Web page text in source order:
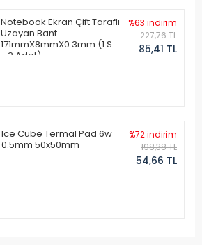
Notebook Ekran Çift Taraflı
Uzayan Bant
171mmX8mmX0.3mm (1 Set
- 2 Adet)
%63 indirim
227,76 TL
85,41 TL
Ice Cube Termal Pad 6w
0.5mm 50x50mm
%72 indirim
198,38 TL
54,66 TL